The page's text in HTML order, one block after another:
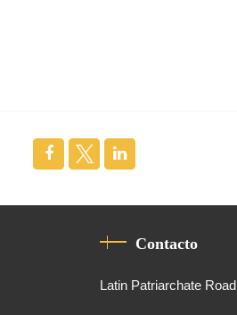
Contacto
Latin Patriarchate Road